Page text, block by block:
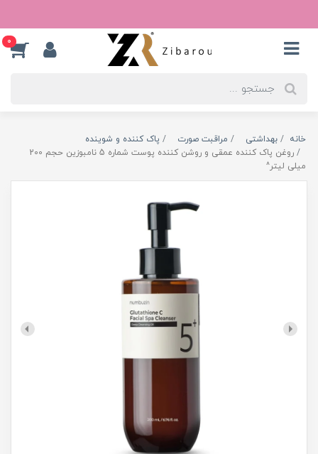
0
خانه بهداشتی مراقبت صورت
پاک کننده و شوینده
روغن پاک کننده عمقی و روشن کننده پوست شماره 5 نامبوزین حجم 200
میلی لیتر^